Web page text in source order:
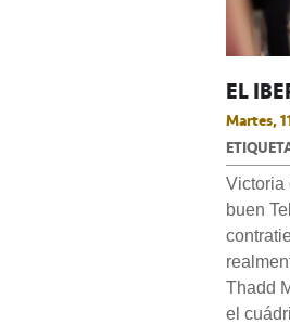
EL
Martes,
Victoria
buen
Thadd
el